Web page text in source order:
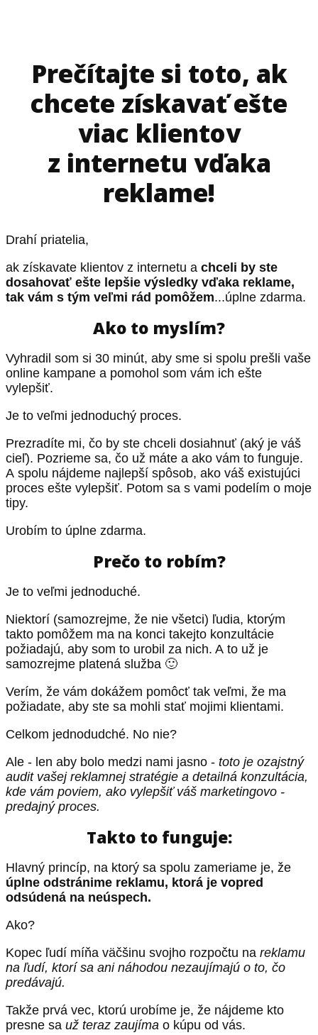
Prečítajte si toto, ak
chcete získavať ešte
viac klientov
z internetu vďaka
reklame!
Drahí priatelia,
ak získavate klientov z internetu a chceli by ste
dosahovať ešte lepšie výsledky vďaka reklame,
tak vám s tým veľmi rád pomôžem...úplne zdarma.
Ako to myslím?
Vyhradil som si 30 minút, aby sme si spolu prešli vaše
online kampane a pomohol som vám ich ešte
vylepšiť.
Je to veľmi jednoduchý proces.
Prezradíte mi, čo by ste chceli dosiahnuť (aký je váš
cieľ). Pozrieme sa, čo už máte a ako vám to funguje.
A spolu nájdeme najlepší spôsob, ako váš existujúci
proces ešte vylepšiť. Potom sa s vami podelím o moje
tipy.
Urobím to úplne zdarma.
Prečo to robím?
Je to veľmi jednoduché.
Niektorí (samozrejme, že nie všetci) ľudia, ktorým
takto pomôžem ma na konci takejto konzultácie
požiadajú, aby som to urobil za nich. A to už je
samozrejme platená služba 🙂
Verím, že vám dokážem pomôcť tak veľmi, že ma
požiadate, aby ste sa mohli stať mojimi klientami.
Celkom jednodudché. No nie?
Ale - len aby bolo medzi nami jasno - toto je ozajstný
audit vašej reklamnej stratégie a detailná konzultácia,
kde vám poviem, ako vylepšiť váš marketingovo -
predajný proces.
Takto to funguje:
Hlavný princíp, na ktorý sa spolu zameriame je, že
úplne odstránime reklamu, ktorá je vopred
odsúdená na neúspech.
Ako?
Kopec ľudí míňa väčšinu svojho rozpočtu na reklamu
na ľudí, ktorí sa ani náhodou nezaujímajú o to, čo
predávajú.
Takže prvá vec, ktorú urobíme je, že nájdeme kto
presne sa už teraz zaujíma o kúpu od vás.